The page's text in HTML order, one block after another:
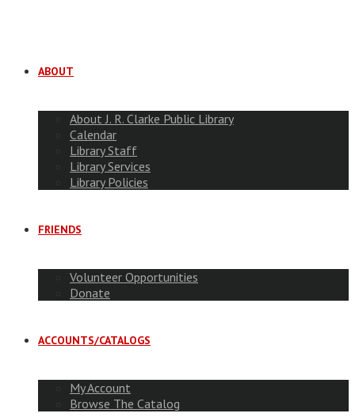
ABOUT
About J. R. Clarke Public Library
Calendar
Library Staff
Library Services
Library Policies
FRIENDS
Volunteer Opportunities
Donate
ACCOUNTS/CATALOGS
My Account
Browse The Catalog